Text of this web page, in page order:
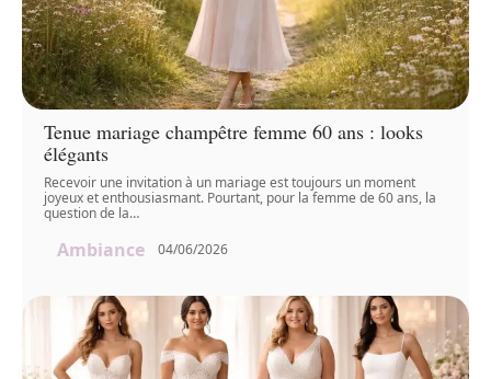
Tenue mariage champêtre femme 60 ans : looks
élégants
Recevoir une invitation à un mariage est toujours un moment
joyeux et enthousiasmant. Pourtant, pour la femme de 60 ans, la
question de la…
Ambiance 04/06/2026